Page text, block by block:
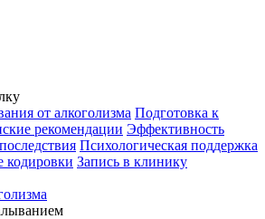
от алкоголизма Подготовка к
рекомендации Эффективность
Психологическая поддержка
кодировки Запись в клинику